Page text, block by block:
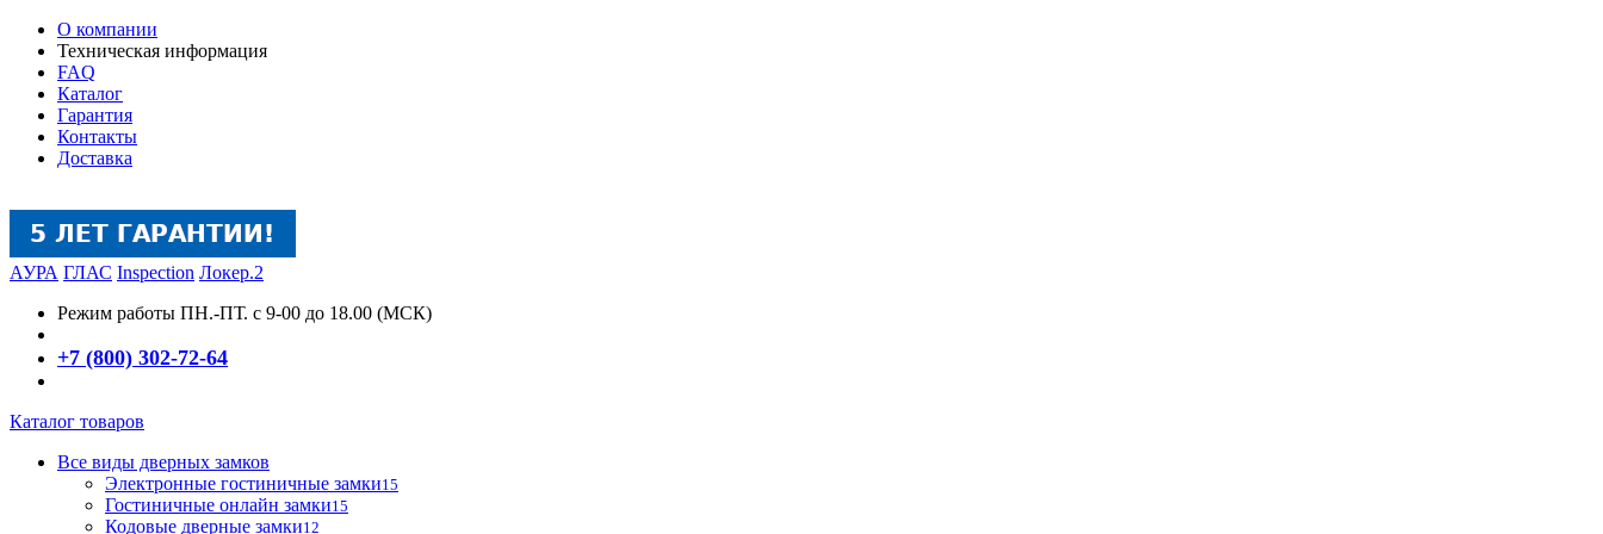
О компании
Техническая информация
FAQ
Каталог
Гарантия
Контакты
Доставка
АУРА ГЛАС Inspection Локер.2
Режим работы ПН.-ПТ. с 9-00 до 18.00 (МСК)
+7 (800) 302-72-64
Каталог товаров
Все виды дверных замков
Электронные гостиничные замки15
Гостиничные онлайн замки15
Кодовые дверные замки12